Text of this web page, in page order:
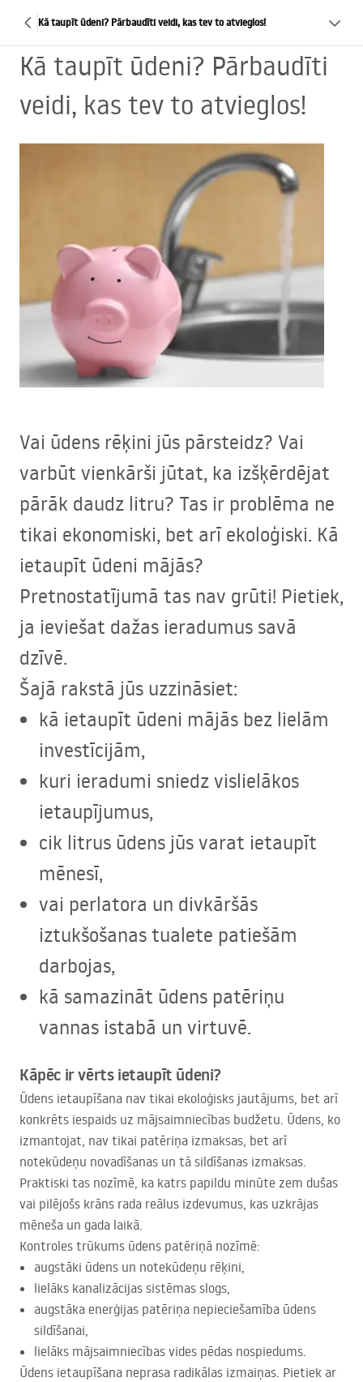
Kā taupīt ūdeni? Pārbaudīti veidi, kas tev to atvieglos!
Kā taupīt ūdeni? Pārbaudīti
veidi, kas tev to atvieglos!
Vai ūdens rēķini jūs pārsteidz? Vai
varbūt vienkārši jūtat, ka izšķērdējat
pārāk daudz litru? Tas ir problēma ne
tikai ekonomiski, bet arī ekoloģiski. Kā
ietaupīt ūdeni mājās?
Pretnostatījumā tas nav grūti! Pietiek,
ja ieviešat dažas ieradumus savā
dzīvē.
Šajā rakstā jūs uzzināsiet:
kā ietaupīt ūdeni mājās bez lielām
investīcijām,
kuri ieradumi sniedz vislielākos
ietaupījumus,
cik litrus ūdens jūs varat ietaupīt
mēnesī,
vai perlatora un divkāršās
iztukšošanas tualete patiešām
darbojas,
kā samazināt ūdens patēriņu
vannas istabā un virtuvē.
Kāpēc ir vērts ietaupīt ūdeni?
Ūdens ietaupīšana nav tikai ekoloģisks jautājums, bet arī
konkrēts iespaids uz mājsaimniecības budžetu. Ūdens, ko
izmantojat, nav tikai patēriņa izmaksas, bet arī
notekūdeņu novadīšanas un tā sildīšanas izmaksas.
Praktiski tas nozīmē, ka katrs papildu minūte zem dušas
vai pilējošs krāns rada reālus izdevumus, kas uzkrājas
mēneša un gada laikā.
Kontroles trūkums ūdens patēriņā nozīmē:
augstāki ūdens un notekūdeņu rēķini,
lielāks kanalizācijas sistēmas slogs,
augstāka enerģijas patēriņa nepieciešamība ūdens
sildīšanai,
lielāks mājsaimniecības vides pēdas nospiedums.
Ūdens ietaupīšana neprasa radikālas izmaiņas. Pietiek ar